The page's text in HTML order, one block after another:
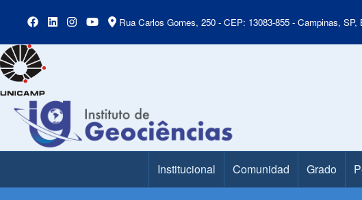
Rua Carlos Gomes, 250 - CEP: 13083-855 - Campinas, SP,
Main Menu Institucional Comunidad Grado